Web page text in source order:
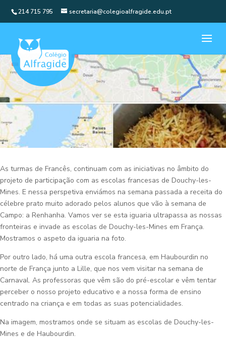
214 715 795 secretaria@colegioalfragide.edu.pt
As turmas de Francês, continuam com as iniciativas no âmbito do
projeto de participação com as escolas francesas de Douchy-les-
Mines. E nessa perspetiva enviámos na semana passada a receita do
célebre prato muito adorado pelos alunos que vão à semana de
Campo: a Renhanha. Vamos ver se esta iguaria ultrapassa as nossas
fronteiras e invade as escolas de Douchy-les-Mines em França.
Mostramos o aspeto da iguaria na foto.
Por outro lado, há uma outra escola francesa, em Haubourdin no
norte de França junto a Lille, que nos vem visitar na semana de
Carnaval. As professoras que vêm são do pré-escolar e vêm tentar
perceber o nosso projeto educativo e a nossa forma de ensino
centrado na criança e em todas as suas potencialidades.
Na imagem, mostramos onde se situam as escolas de Douchy-les-
Mines e de Haubourdin.